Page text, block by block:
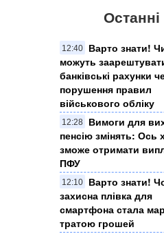
Останні
12:40
Варто знати!
можуть
банківські рахунки
порушення правил
військового обліку
12:28
Вимоги для
пенсію змінять: Ось
зможе отримати
ПФУ
12:10
Варто знати!
захисна плівка для
смартфона стала
тратою грошей